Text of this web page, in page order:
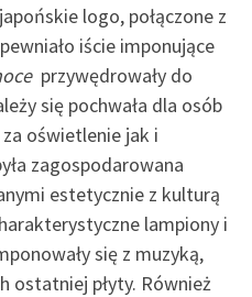
logo, połączone z
iście imponujące
przywędrowały do
się pochwała dla osób
oświetlenie jak i
zagospodarowana
estetycznie z kulturą
lampiony i
się z muzyką,
ostatniej płyty. Również